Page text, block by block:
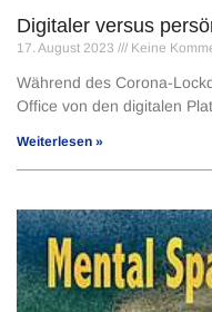
Digitaler versus
17. August 2023 Keine
Während des Corona-
Office von den digitalen
Weiterlesen »